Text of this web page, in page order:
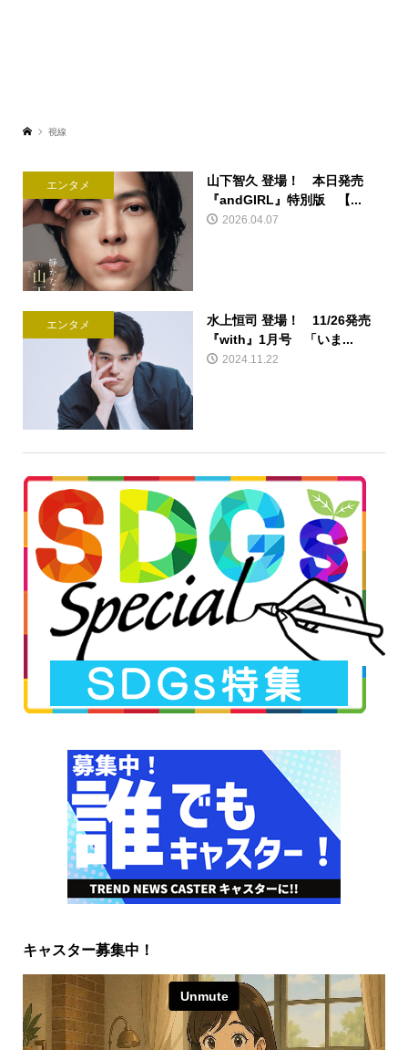
視線
エンタメ
山下智久 登場！ 本日発売
『andGIRL』特別版 【...
2026.04.07
エンタメ
水上恒司 登場！ 11/26発売
『with』1月号 「いま...
2024.11.22
キャスター募集中！